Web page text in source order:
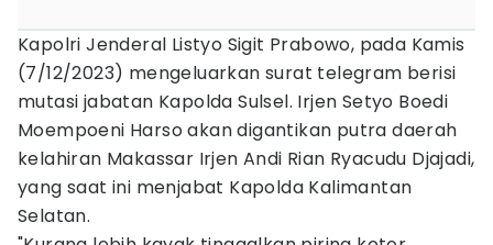
Kapolri Jenderal Listyo Sigit Prabowo, pada Kamis
(7/12/2023) mengeluarkan surat telegram berisi
mutasi jabatan Kapolda Sulsel. Irjen Setyo Boedi
Moempoeni Harso akan digantikan putra daerah
kelahiran Makassar Irjen Andi Rian Ryacudu Djajadi,
yang saat ini menjabat Kapolda Kalimantan
Selatan.